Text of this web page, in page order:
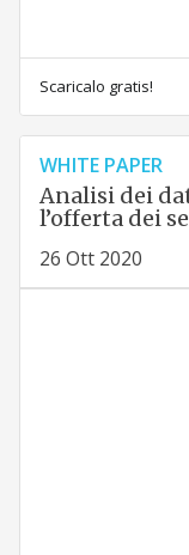
Scaricalo gratis!
WHITE PAPER
Analisi dei
l’offerta dei
26 Ott 2020